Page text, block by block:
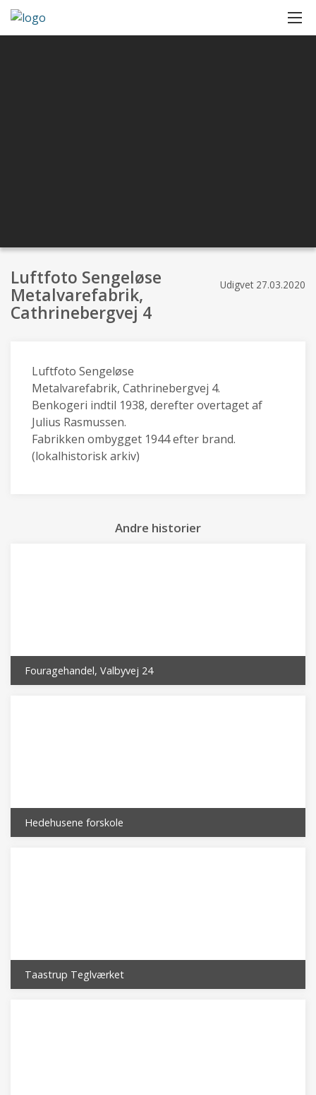
Udigvet 27.03.2020
Luftfoto Sengeløse
Metalvarefabrik,
Cathrinebergvej 4
Luftfoto Sengeløse
Metalvarefabrik, Cathrinebergvej 4.
Benkogeri indtil 1938, derefter overtaget af
Julius Rasmussen.
Fabrikken ombygget 1944 efter brand.
(lokalhistorisk arkiv)
Andre historier
Fouragehandel, Valbyvej 24
Hedehusene forskole
Taastrup Teglværket